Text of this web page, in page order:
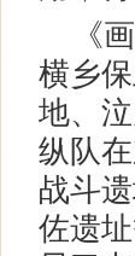
《画
横乡
地、
纵队
战斗
佐遗